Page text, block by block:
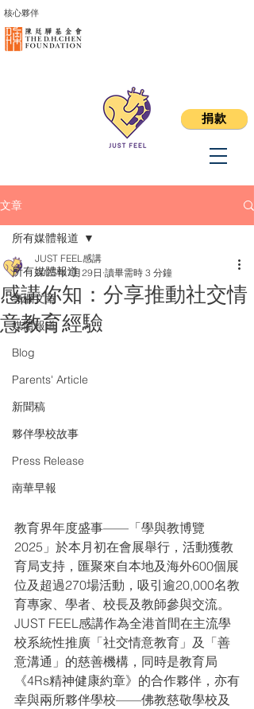
捐款
核心夥伴
文章
所有媒體報道
專欄文章
媒體報道
Blog
Parents' Article
新聞稿
夥伴學校故事
Press Release
南華早報
所有媒體報道
感講你知：分享推動社交情
意教育經驗
JUST FEEL感講
2025年7月29日 讀畢需時 3 分鐘
教育界年度盛事——「學與教博覽
2025」於本月初在會展舉行，活動獲教
育局支持，匯聚來自本地及海外600個展
位及超過270場活動，吸引逾20,000名教
育專家、學者、校長及教師參與交流。
JUST FEEL感講作為全港首間在主流學
校系統性推廣「社交情意教育」及「善
意溝通」的慈善機構，同時是教育局
《4Rs精神健康約章》的合作夥伴，亦有
幸與兩所夥伴學校——佛教慈敬學校及